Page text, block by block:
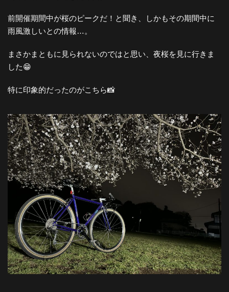
前開催期間中が桜のピークだ！と聞き、しかもその期間中に
雨風激しいとの情報…。
まさかまともに見られないのではと思い、夜桜を見に行きま
した😁
特に印象的だったのがこちら📸